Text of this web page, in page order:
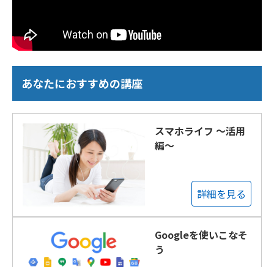
あなたにおすすめの講座
スマホライフ ～活用
編～
詳細を見る
Googleを使いこなそ
う